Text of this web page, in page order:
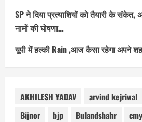
SP ने दिया प्रत्याशियों को तैयारी के
नामों की घोषणा…
यूपी में हल्की Rain ,आज कैसा रहेगा अपने
AKHILESH YADAV arvind kejriwal
Bijnor
bjp Bulandshahr